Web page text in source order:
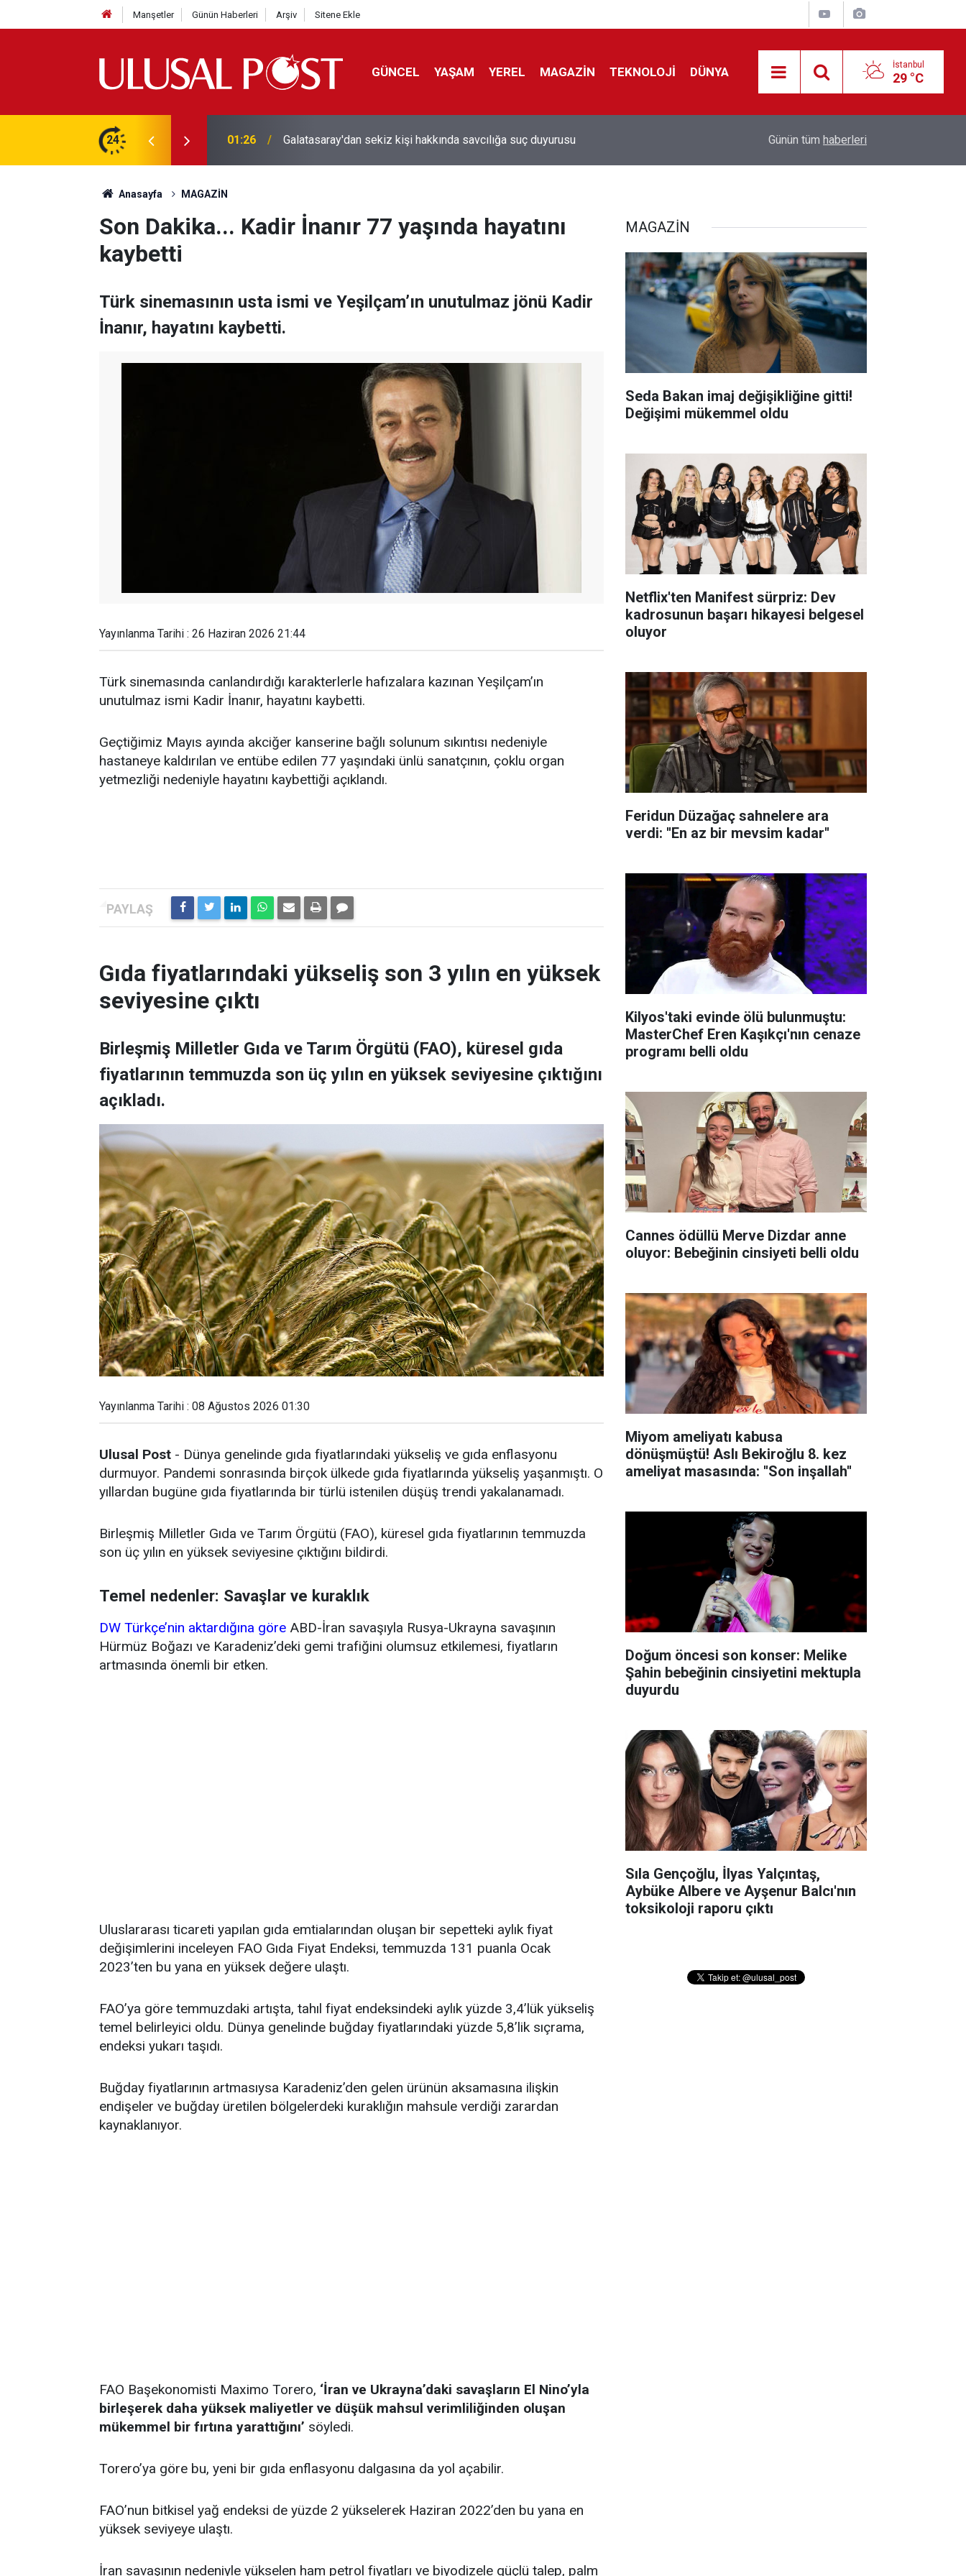
Manşetler Günün Haberleri Arşiv Sitene Ekle
GÜNCEL YAŞAM YEREL MAGAZİN TEKNOLOJİ DÜNYA İstanbul
29 °C
24
en yüksek seviyesine çıktı 01:26 Galatasaray'dan sekiz kişi hakkında savcılığa suç duyurusu
kontrol edecek
Günün tüm haberleri
Anasayfa MAGAZİN
Son Dakika... Kadir İnanır 77 yaşında hayatını
kaybetti
Türk sinemasının usta ismi ve Yeşilçam’ın unutulmaz jönü Kadir
İnanır, hayatını kaybetti.
Yayınlanma Tarihi : 26 Haziran 2026 21:44
Türk sinemasında canlandırdığı karakterlerle hafızalara kazınan Yeşilçam’ın
unutulmaz ismi Kadir İnanır, hayatını kaybetti.
Geçtiğimiz Mayıs ayında akciğer kanserine bağlı solunum sıkıntısı nedeniyle
hastaneye kaldırılan ve entübe edilen 77 yaşındaki ünlü sanatçının, çoklu organ
yetmezliği nedeniyle hayatını kaybettiği açıklandı.
Gıda fiyatlarındaki yükseliş son 3 yılın en yüksek
seviyesine çıktı
Birleşmiş Milletler Gıda ve Tarım Örgütü (FAO), küresel gıda
fiyatlarının temmuzda son üç yılın en yüksek seviyesine çıktığını
açıkladı.
Yayınlanma Tarihi : 08 Ağustos 2026 01:30
Ulusal Post - Dünya genelinde gıda fiyatlarındaki yükseliş ve gıda enflasyonu
durmuyor. Pandemi sonrasında birçok ülkede gıda fiyatlarında yükseliş yaşanmıştı. O
yıllardan bugüne gıda fiyatlarında bir türlü istenilen düşüş trendi yakalanamadı.
Birleşmiş Milletler Gıda ve Tarım Örgütü (FAO), küresel gıda fiyatlarının temmuzda
son üç yılın en yüksek seviyesine çıktığını bildirdi.
Temel nedenler: Savaşlar ve kuraklık
DW Türkçe’nin aktardığına göre ABD-İran savaşıyla Rusya-Ukrayna savaşının
Hürmüz Boğazı ve Karadeniz’deki gemi trafiğini olumsuz etkilemesi, fiyatların
artmasında önemli bir etken.
Uluslararası ticareti yapılan gıda emtialarından oluşan bir sepetteki aylık fiyat
değişimlerini inceleyen FAO Gıda Fiyat Endeksi, temmuzda 131 puanla Ocak
2023’ten bu yana en yüksek değere ulaştı.
FAO’ya göre temmuzdaki artışta, tahıl fiyat endeksindeki aylık yüzde 3,4’lük yükseliş
temel belirleyici oldu. Dünya genelinde buğday fiyatlarındaki yüzde 5,8’lik sıçrama,
endeksi yukarı taşıdı.
Buğday fiyatlarının artmasıysa Karadeniz’den gelen ürünün aksamasına ilişkin
endişeler ve buğday üretilen bölgelerdeki kuraklığın mahsule verdiği zarardan
kaynaklanıyor.
FAO Başekonomisti Maximo Torero, ‘İran ve Ukrayna’daki savaşların El Nino’yla
birleşerek daha yüksek maliyetler ve düşük mahsul verimliliğinden oluşan
mükemmel bir fırtına yarattığını’ söyledi.
Torero’ya göre bu, yeni bir gıda enflasyonu dalgasına da yol açabilir.
FAO’nun bitkisel yağ endeksi de yüzde 2 yükselerek Haziran 2022’den bu yana en
yüksek seviyeye ulaştı.
İran savaşının nedeniyle yükselen ham petrol fiyatları ve biyodizele güçlü talep, palm
MAGAZİN
Seda Bakan imaj değişikliğine gitti!
Değişimi mükemmel oldu
Netflix'ten Manifest sürpriz: Dev
kadrosunun başarı hikayesi belgesel
oluyor
Feridun Düzağaç sahnelere ara
verdi: ''En az bir mevsim kadar''
Kilyos'taki evinde ölü bulunmuştu:
MasterChef Eren Kaşıkçı'nın cenaze
programı belli oldu
Cannes ödüllü Merve Dizdar anne
oluyor: Bebeğinin cinsiyeti belli oldu
Miyom ameliyatı kabusa
dönüşmüştü! Aslı Bekiroğlu 8. kez
ameliyat masasında: ''Son inşallah''
Doğum öncesi son konser: Melike
Şahin bebeğinin cinsiyetini mektupla
duyurdu
Sıla Gençoğlu, İlyas Yalçıntaş,
Aybüke Albere ve Ayşenur Balcı'nın
toksikoloji raporu çıktı